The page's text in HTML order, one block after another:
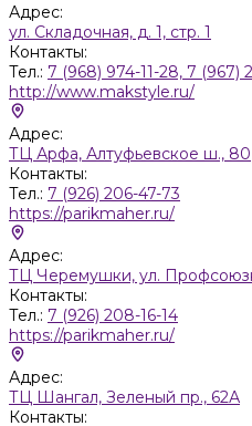
Адрес:
ул. Складочная, д. 1, стр. 1
Контакты:
Тел.: 7 (968) 974-11-28, 7 (967)
http://www.makstyle.ru/
Адрес:
ТЦ Арфа, Алтуфьевское ш., 80
Контакты:
Тел.: 7 (926) 206-47-73
https://parikmaher.ru/
Адрес:
ТЦ Черемушки, ул.
Контакты:
Тел.: 7 (926) 208-16-14
https://parikmaher.ru/
Адрес:
ТЦ Шангал, Зеленый пр., 62А
Контакты: